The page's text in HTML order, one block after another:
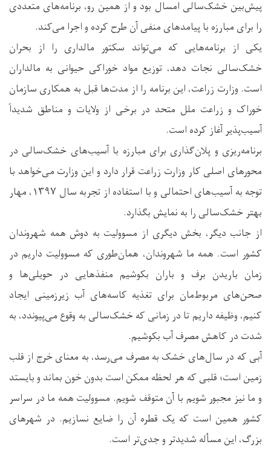
پیش‌بین خشک‌سالی امسال بود و از همین‌ رو، برنامه‌های متعددی
را برای مبارزه با پیامدهای منفی آن طرح کرده و اجرا می‌کند.
یکی از برنامه‌هایی که می‌تواند سکتور مالداری را از بحران
خشک‌سالی نجات دهد، توزیع مواد خوراکی حیوانی به مالداران
است. وزارت زراعت، این برنامه را از مدت‌ها قبل به همکاری سازمان
خوراک و زراعت ملل متحد در برخی از ولایات و مناطق شدیداً
آسیب‌پذیر آغاز کرده است.
برنامه‌ریزی و پلان‌گذاری برای مبارزه با آسیب‌های خشک‌سالی در
محورهای اصلی کار وزارت زراعت قرار دارد و این وزارت می‌خواهد با
توجه به آسیب‌های احتمالی و با استفاده از تجربه‌ سال ۱۳۹۷، مهار
بهتر خشک‌سالی را به نمایش بگذارد.
از جانب دیگر، بخش دیگری از مسوولیت به دوش همه‌ شهروندان
کشور است. همه‌ ما شهروندان، همان‌طوری که مسوولیت داریم در
زمان باریدن برف و باران بکوشیم منفذهایی در حویلی‌ها و
صحن‌های مربوط‌مان برای تغذیه‌ کاسه‌های آب زیرزمینی ایجاد
کنیم، وظیفه داریم تا در زمانی که خشک‌سالی به وقوع می‌پیوندد، به
شدت در کاهش مصرف آب بکوشیم.
آبی که در سال‌های خشک به مصرف می‌رسد، به معنای خرج از قلب
زمین است؛ قلبی که هر لحظه ممکن است بدون خون بماند و بایستد
و ما نیز مجبور شویم با آن متوقف شویم. مسوولیت همه‌ ما در سراسر
کشور همین است که یک قطره‌ آن را ضایع نسازیم. در شهرهای
بزرگ، این مسأله شدیدتر و جدی‌تر است.